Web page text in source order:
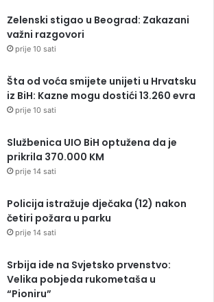
Zelenski stigao u Beograd: Zakazani
važni razgovori
prije 10 sati
Šta od voća smijete unijeti u Hrvatsku
iz BiH: Kazne mogu dostići 13.260 evra
prije 10 sati
Službenica UIO BiH optužena da je
prikrila 370.000 KM
prije 14 sati
Policija istražuje dječaka (12) nakon
četiri požara u parku
prije 14 sati
Srbija ide na Svjetsko prvenstvo:
Velika pobjeda rukometaša u
“Pioniru”